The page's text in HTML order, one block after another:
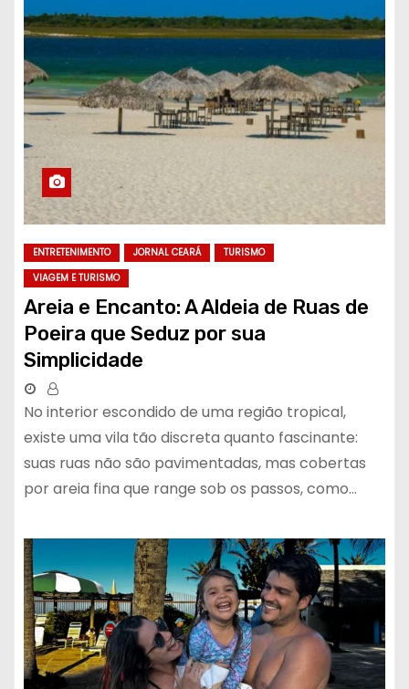
ENTRETENIMENTO JORNAL CEARÁ
TURISMO
VIAGEM E TURISMO
Areia e Encanto: A Aldeia de Ruas de
Poeira que Seduz por sua
Simplicidade
No interior escondido de uma região tropical,
existe uma vila tão discreta quanto fascinante:
suas ruas não são pavimentadas, mas cobertas
por areia fina que range sob os passos, como…